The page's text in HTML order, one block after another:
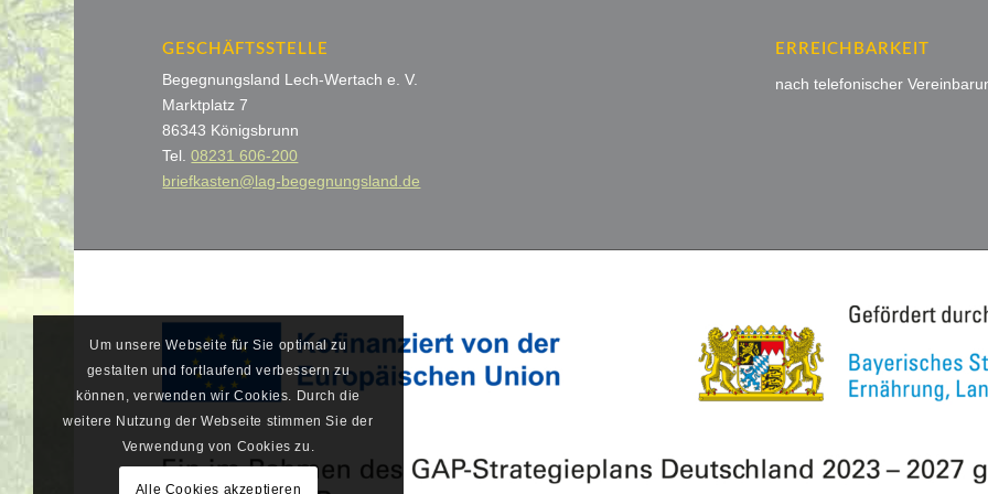
GESCHÄFTSSTELLE
Begegnungsland Lech-Wertach e. V.
Marktplatz 7
86343 Königsbrunn
Tel.08231 606-200
briefkasten@lag-begegnungsland.de
ERREICHBARKEIT
nach telefonischer
Um unsere Webseite für Sie optimal zu
gestalten und fortlaufend verbessern zu
können, verwenden wir Cookies. Durch die
weitere Nutzung der Webseite stimmen Sie der
Verwendung von Cookies zu.
Alle Cookies akzeptieren